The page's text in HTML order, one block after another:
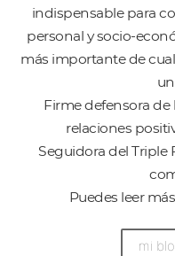
indispensable para
personal y socio-
más importante de
Firme defensora
relaciones
Seguidora del Triple
Puedes leer
mi